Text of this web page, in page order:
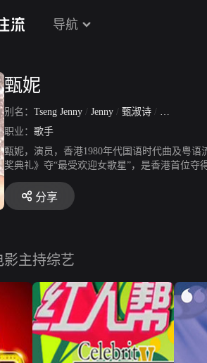
导航
甄妮
别名： Tseng Jenny / Jenny / 甄淑诗 / 甄苡婷
职业： 歌手
甄妮，演员，香港1980年代国语时代曲及粤
奖典礼》夺“最受欢迎女歌星”，是香港首位
分享
影主持综艺